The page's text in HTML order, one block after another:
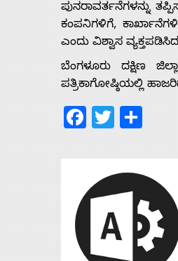
ಪುನರಾವರ್ತನೆಗಳನ್ನು
ಕಂಪನಿಗಳಿಗೆ,
ಎಂದು ವಿಶ್ವಾಸ
ಬೆಂಗಳೂರು ದಕ್ಷಿಣ
ಪತ್ರಿಕಾಗೋಷ್ಠಿಯಲ್ಲಿ
Facebook
Twitter